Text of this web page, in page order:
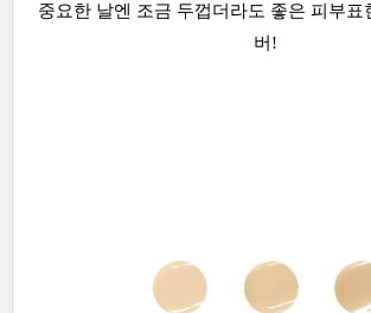
중요한 날엔 조금 두껍더라도 좋은 피부표
버!